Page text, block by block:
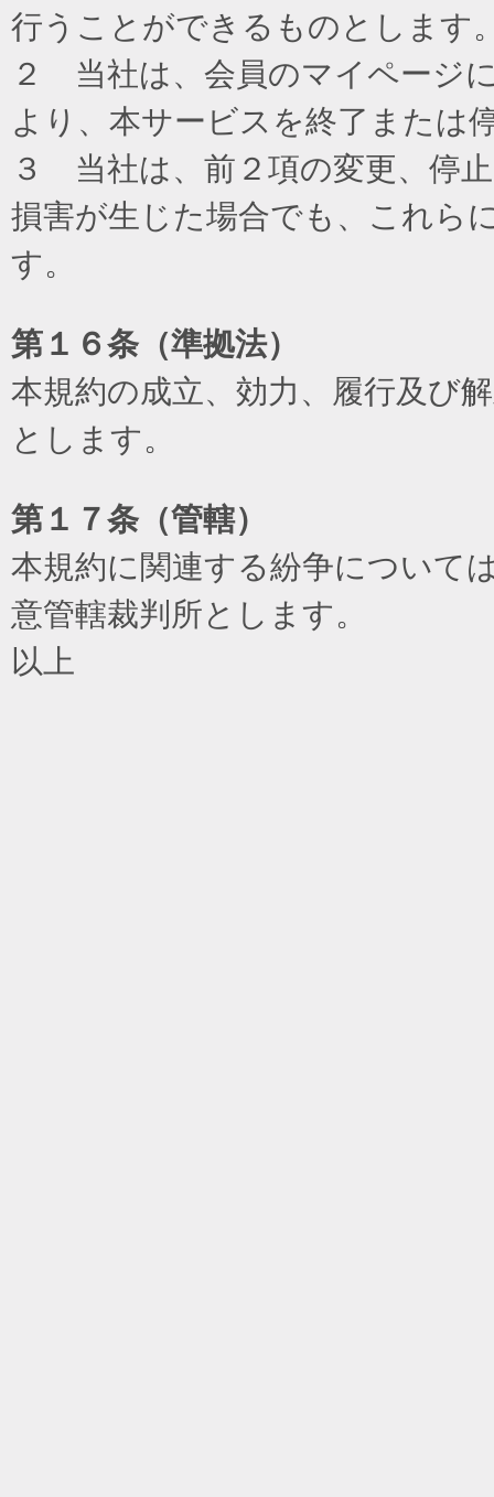
行うことができるものとします
２ 当社は、会員のマイページ
より、本サービスを終了または
３ 当社は、前２項の変更、停
損害が生じた場合でも、これら
す。
第１６条（準拠法）
本規約の成立、効力、履行及び
とします。
第１７条（管轄）
本規約に関連する紛争について
意管轄裁判所とします。
以上